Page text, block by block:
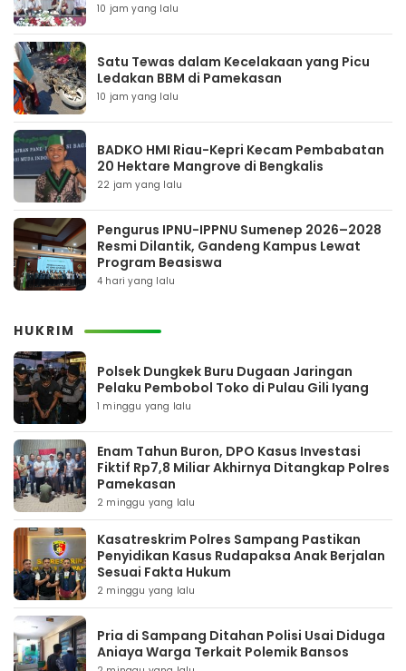
10 jam yang lalu
Satu Tewas dalam Kecelakaan yang Picu
Ledakan BBM di Pamekasan
10 jam yang lalu
BADKO HMI Riau-Kepri Kecam Pembabatan
20 Hektare Mangrove di Bengkalis
22 jam yang lalu
Pengurus IPNU-IPPNU Sumenep 2026–2028
Resmi Dilantik, Gandeng Kampus Lewat
Program Beasiswa
4 hari yang lalu
HUKRIM
Polsek Dungkek Buru Dugaan Jaringan
Pelaku Pembobol Toko di Pulau Gili Iyang
1 minggu yang lalu
Enam Tahun Buron, DPO Kasus Investasi
Fiktif Rp7,8 Miliar Akhirnya Ditangkap Polres
Pamekasan
2 minggu yang lalu
Kasatreskrim Polres Sampang Pastikan
Penyidikan Kasus Rudapaksa Anak Berjalan
Sesuai Fakta Hukum
2 minggu yang lalu
Pria di Sampang Ditahan Polisi Usai Diduga
Aniaya Warga Terkait Polemik Bansos